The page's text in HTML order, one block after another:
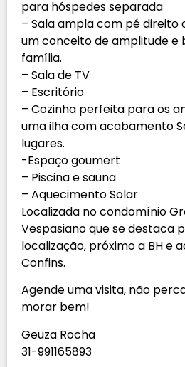
para hóspedes separada
– Sala ampla com pé direito
um conceito de amplitude e
família.
– Sala de TV
– Escritório
– Cozinha perfeita para os
uma ilha com acabamento
lugares.
-Espaço goumert
– Piscina e sauna
– Aquecimento Solar
Localizada no condomínio
Vespasiano que se destaca
localização, próximo a BH e
Confins.
Agende uma visita, não
morar bem!
Geuza Rocha
31-991165893